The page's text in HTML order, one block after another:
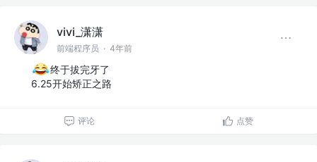
vivi_潇潇
前端程序员 · 4年前
终于拔完牙了
6.25开始矫正之路
评论 点赞